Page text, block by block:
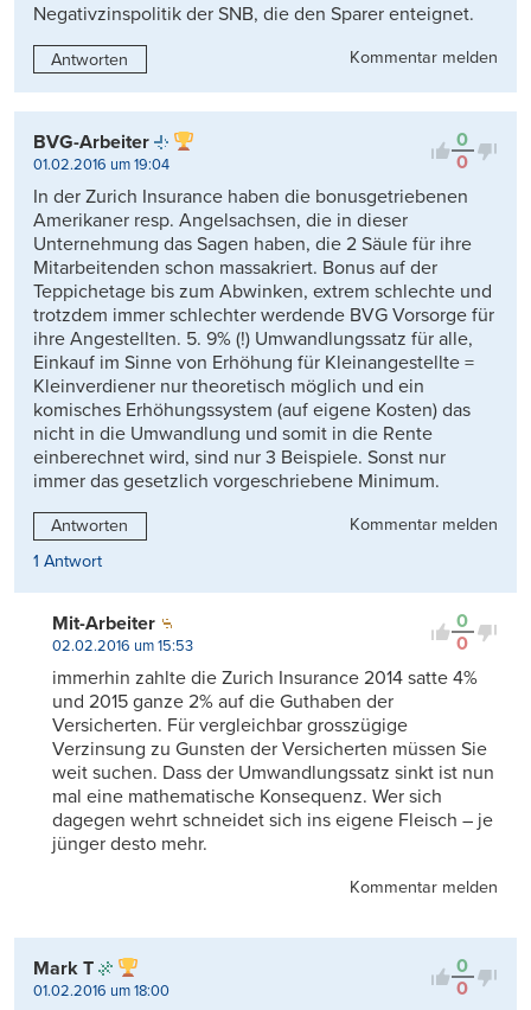
Negativzinspolitik der SNB, die den Sparer enteignet.
Antworten Kommentar melden
0
0
BVG-Arbeiter
01.02.2016 um 19:04
In der Zurich Insurance haben die bonusgetriebenen
Amerikaner resp. Angelsachsen, die in dieser
Unternehmung das Sagen haben, die 2 Säule für ihre
Mitarbeitenden schon massakriert. Bonus auf der
Teppichetage bis zum Abwinken, extrem schlechte und
trotzdem immer schlechter werdende BVG Vorsorge für
ihre Angestellten. 5. 9% (!) Umwandlungssatz für alle,
Einkauf im Sinne von Erhöhung für Kleinangestellte =
Kleinverdiener nur theoretisch möglich und ein
komisches Erhöhungssystem (auf eigene Kosten) das
nicht in die Umwandlung und somit in die Rente
einberechnet wird, sind nur 3 Beispiele. Sonst nur
immer das gesetzlich vorgeschriebene Minimum.
Antworten
Kommentar melden
1 Antwort
0
0
Mit-Arbeiter
02.02.2016 um 15:53
immerhin zahlte die Zurich Insurance 2014 satte 4%
und 2015 ganze 2% auf die Guthaben der
Versicherten. Für vergleichbar grosszügige
Verzinsung zu Gunsten der Versicherten müssen Sie
weit suchen. Dass der Umwandlungssatz sinkt ist nun
mal eine mathematische Konsequenz. Wer sich
dagegen wehrt schneidet sich ins eigene Fleisch – je
jünger desto mehr.
Kommentar melden
0
0
Mark T
01.02.2016 um 18:00